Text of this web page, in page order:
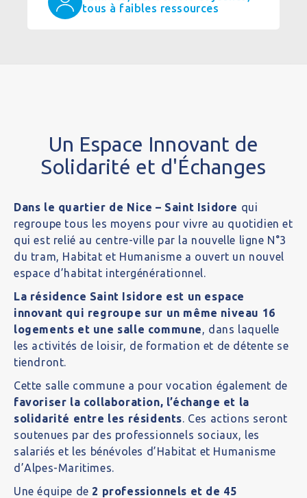
tous à faibles ressources
Un Espace Innovant de
Solidarité et d'Échanges
Dans le quartier de Nice – Saint Isidore qui
regroupe tous les moyens pour vivre au quotidien et
qui est relié au centre-ville par la nouvelle ligne N°3
du tram, Habitat et Humanisme a ouvert un nouvel
espace d’habitat intergénérationnel.
La résidence Saint Isidore est un espace
innovant qui regroupe sur un même niveau 16
logements et une salle commune, dans laquelle
les activités de loisir, de formation et de détente se
tiendront.
Cette salle commune a pour vocation également de
favoriser la collaboration, l’échange et la
solidarité entre les résidents. Ces actions seront
soutenues par des professionnels sociaux, les
salariés et les bénévoles d’Habitat et Humanisme
d’Alpes-Maritimes.
Une équipe de 2 professionnels et de 45